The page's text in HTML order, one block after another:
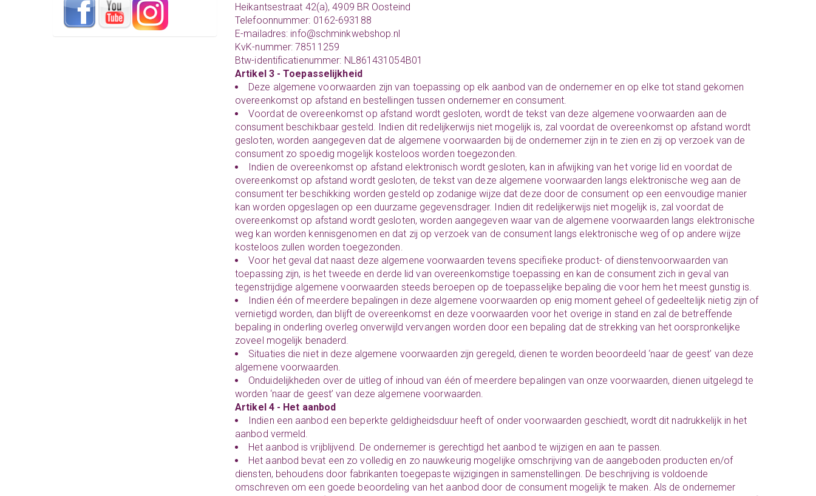
Heikantsestraat 42(a), 4909 BR Oosteind
Telefoonnummer: 0162-693188
E-mailadres: info@schminkwebshop.nl
KvK-nummer: 78511259
Btw-identificatienummer: NL861431054B01
Artikel 3 - Toepasselijkheid
Deze algemene voorwaarden zijn van toepassing op elk aanbod van de ondernemer en op elke tot stand gekomen
overeenkomst op afstand en bestellingen tussen ondernemer en consument.
Voordat de overeenkomst op afstand wordt gesloten, wordt de tekst van deze algemene voorwaarden aan de
consument beschikbaar gesteld. Indien dit redelijkerwijs niet mogelijk is, zal voordat de overeenkomst op afstand wordt
gesloten, worden aangegeven dat de algemene voorwaarden bij de ondernemer zijn in te zien en zij op verzoek van de
consument zo spoedig mogelijk kosteloos worden toegezonden.
Indien de overeenkomst op afstand elektronisch wordt gesloten, kan in afwijking van het vorige lid en voordat de
overeenkomst op afstand wordt gesloten, de tekst van deze algemene voorwaarden langs elektronische weg aan de
consument ter beschikking worden gesteld op zodanige wijze dat deze door de consument op een eenvoudige manier
kan worden opgeslagen op een duurzame gegevensdrager. Indien dit redelijkerwijs niet mogelijk is, zal voordat de
overeenkomst op afstand wordt gesloten, worden aangegeven waar van de algemene voorwaarden langs elektronische
weg kan worden kennisgenomen en dat zij op verzoek van de consument langs elektronische weg of op andere wijze
kosteloos zullen worden toegezonden.
Voor het geval dat naast deze algemene voorwaarden tevens specifieke product- of dienstenvoorwaarden van
toepassing zijn, is het tweede en derde lid van overeenkomstige toepassing en kan de consument zich in geval van
tegenstrijdige algemene voorwaarden steeds beroepen op de toepasselijke bepaling die voor hem het meest gunstig is.
Indien één of meerdere bepalingen in deze algemene voorwaarden op enig moment geheel of gedeeltelijk nietig zijn of
vernietigd worden, dan blijft de overeenkomst en deze voorwaarden voor het overige in stand en zal de betreffende
bepaling in onderling overleg onverwijld vervangen worden door een bepaling dat de strekking van het oorspronkelijke
zoveel mogelijk benaderd.
Situaties die niet in deze algemene voorwaarden zijn geregeld, dienen te worden beoordeeld ‘naar de geest’ van deze
algemene voorwaarden.
Onduidelijkheden over de uitleg of inhoud van één of meerdere bepalingen van onze voorwaarden, dienen uitgelegd te
worden ‘naar de geest’ van deze algemene voorwaarden.
Artikel 4 - Het aanbod
Indien een aanbod een beperkte geldigheidsduur heeft of onder voorwaarden geschiedt, wordt dit nadrukkelijk in het
aanbod vermeld.
Het aanbod is vrijblijvend. De ondernemer is gerechtigd het aanbod te wijzigen en aan te passen.
Het aanbod bevat een zo volledig en zo nauwkeurig mogelijke omschrijving van de aangeboden producten en/of
diensten, behoudens door fabrikanten toegepaste wijzigingen in samenstellingen. De beschrijving is voldoende
omschreven om een goede beoordeling van het aanbod door de consument mogelijk te maken. Als de ondernemer